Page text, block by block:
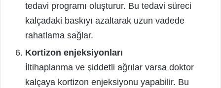
tedavi programı oluşturur. Bu tedavi süreci
kalçadaki baskıyı azaltarak uzun vadede
rahatlama sağlar.
Kortizon enjeksiyonları
İltihaplanma ve şiddetli ağrılar varsa doktor
kalçaya kortizon enjeksiyonu yapabilir. Bu